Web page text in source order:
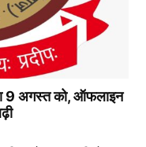
9 अगस्त को, ऑफलाइन